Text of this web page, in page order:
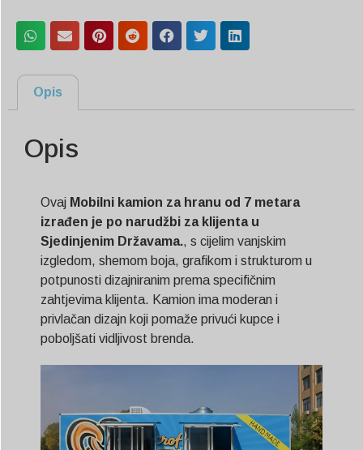
Opis
Opis
Ovaj Mobilni kamion za hranu od 7 metara
izrađen je po narudžbi za klijenta u
Sjedinjenim Državama., s cijelim vanjskim
izgledom, shemom boja, grafikom i strukturom u
potpunosti dizajniranim prema specifičnim
zahtjevima klijenta. Kamion ima moderan i
privlačan dizajn koji pomaže privući kupce i
poboljšati vidljivost brenda.